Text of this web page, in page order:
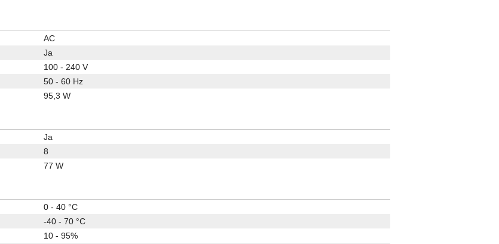
AC
Ja
100 - 240 V
50 - 60 Hz
95,3 W
Ja
8
77 W
0 - 40 °C
-40 - 70 °C
10 - 95%